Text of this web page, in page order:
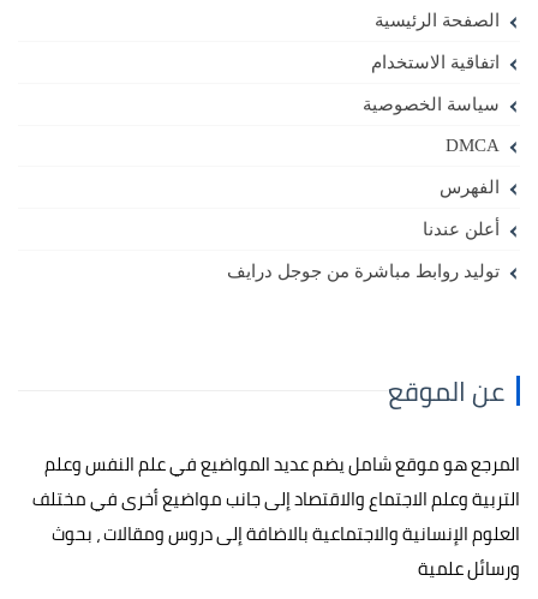
الصفحة الرئيسية
اتفاقية الاستخدام
سياسة الخصوصية
DMCA
الفهرس
أعلن عندنا
توليد روابط مباشرة من جوجل درايف
عن الموقع
المرجع هو موقع شامل يضم عديد المواضيع في علم النفس وعلم
التربية وعلم الاجتماع والاقتصاد إلى جانب مواضيع أخرى في مختلف
العلوم الإنسانية والاجتماعية بالاضافة إلى دروس ومقالات ، بحوث
ورسائل علمية